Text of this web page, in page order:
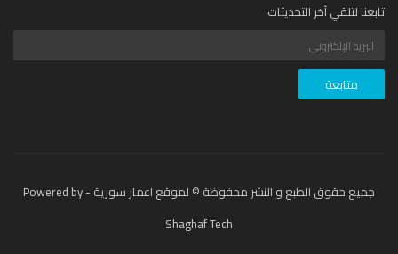
لتلقي آخر التحديثات
جميع حقوق الطبع و النشر محفوظة © لموقع اعمار سورية - Powered by
Shaghaf Tech